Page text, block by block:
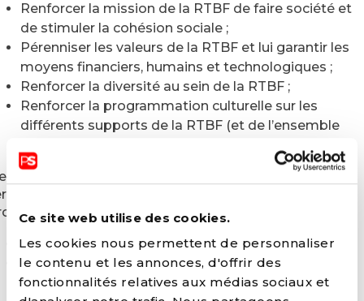
Ce site web utilise des cookies.
Les cookies nous permettent de personnaliser
le contenu et les annonces, d'offrir des
fonctionnalités relatives aux médias sociaux et
Renforcer la mission de la RTBF de faire société et
de stimuler la cohésion sociale ;
Pérenniser les valeurs de la RTBF et lui garantir les
moyens financiers, humains et technologiques ;
Renforcer la diversité au sein de la RTBF ;
Renforcer la programmation culturelle sur les
différents supports de la RTBF (et de l’ensemble
forts et ancrés sur leur
sont une plus-value pour les citoyens. Le PS
de :
Pérenniser le modèle des médias de proximité ;
Mener une réflexion en vue d’améliorer les
standards de qualité et d’accroître les synergies